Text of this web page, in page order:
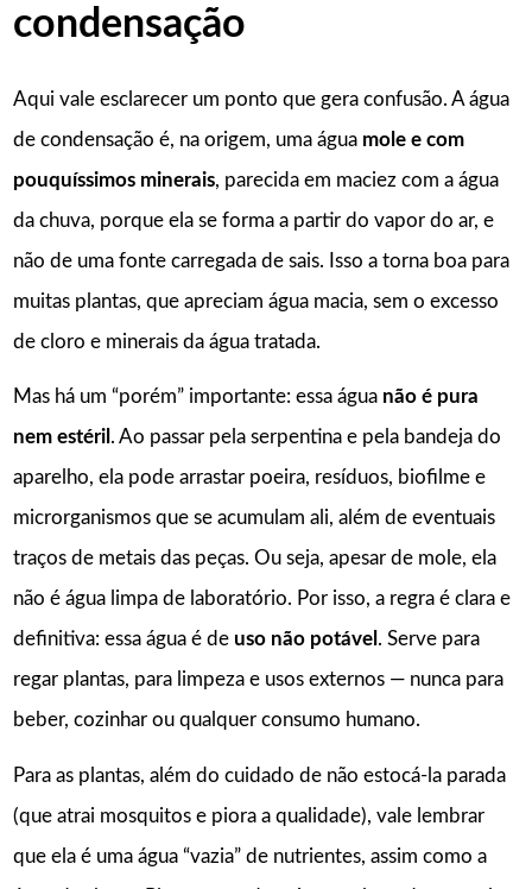
condensação
Aqui vale esclarecer um ponto que gera confusão. A água
de condensação é, na origem, uma água mole e com
pouquíssimos minerais, parecida em maciez com a água
da chuva, porque ela se forma a partir do vapor do ar, e
não de uma fonte carregada de sais. Isso a torna boa para
muitas plantas, que apreciam água macia, sem o excesso
de cloro e minerais da água tratada.
Mas há um “porém” importante: essa água não é pura
nem estéril . Ao passar pela serpentina e pela bandeja do
aparelho, ela pode arrastar poeira, resíduos, biofilme e
microrganismos que se acumulam ali, além de eventuais
traços de metais das peças. Ou seja, apesar de mole, ela
não é água limpa de laboratório. Por isso, a regra é clara e
definitiva: essa água é de uso não potável . Serve para
regar plantas, para limpeza e usos externos — nunca para
beber, cozinhar ou qualquer consumo humano.
Para as plantas, além do cuidado de não estocá-la parada
(que atrai mosquitos e piora a qualidade), vale lembrar
que ela é uma água “vazia” de nutrientes, assim como a